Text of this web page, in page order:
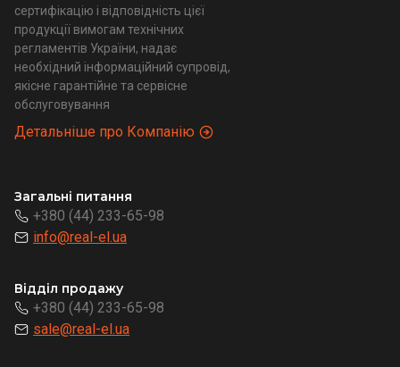
сертифікацію і відповідність цієї
продукції вимогам технічних
регламентів України, надає
необхідний інформаційний супровід,
якісне гарантійне та сервісне
обслуговування
Детальніше про Компанію
Загальні питання
+380 (44) 233-65-98
info@real-el.ua
Відділ продажу
+380 (44) 233-65-98
sale@real-el.ua